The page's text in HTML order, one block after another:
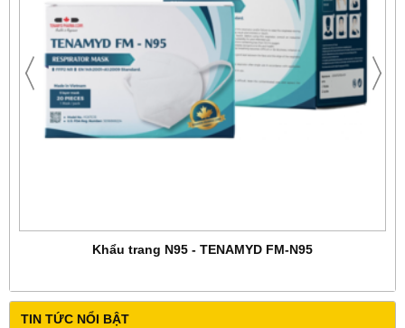
Khẩu trang N95 - TENAMYD FM-N95
TIN TỨC NỔI BẬT